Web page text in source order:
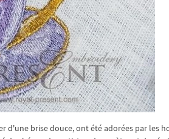
d'une brise douce, ont été adorées par les